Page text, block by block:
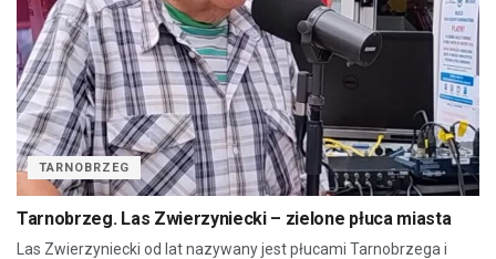
TARNOBRZEG
Tarnobrzeg. Las Zwierzyniecki – zielone płuca miasta
Las Zwierzyniecki od lat nazywany jest płucami Tarnobrzega i